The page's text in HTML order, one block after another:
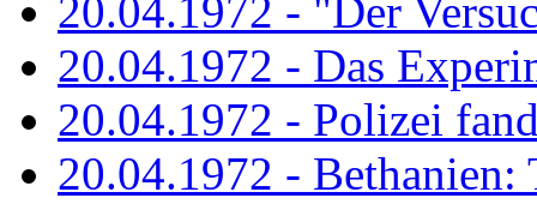
20.04.1972 - "Der
20.04.1972 - Das
20.04.1972 - Polizei
20.04.1972 - Bethanien: